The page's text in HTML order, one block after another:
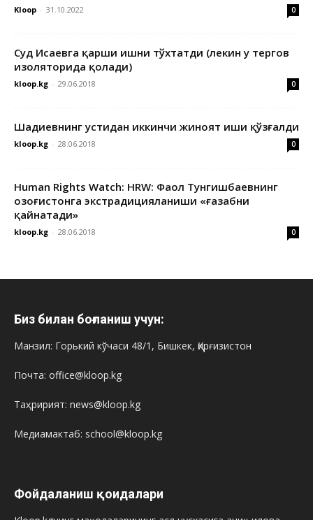
Kloop - 31.10.2022 0
Суд Исаевга қарши ишни тўхтатди (лекин у тергов
изоляторида қолади)
kloop.kg - 29.06.2018 0
Шадиевнинг устидан иккинчи жиноят иши қўзғалди
kloop.kg - 28.06.2018 0
Human Rights Watch: HRW: Фаол Тунгишбаевнинг
Қозоғистонга экстрадицияланиши «ғазабни
қайнатади»
kloop.kg - 28.06.2018 0
Биз билан боғланиш учун:
Манзил: Горький кўчаси 48/1, Бишкек, Қирғизистон
Почта: office@kloop.kg
Таҳририят: news@kloop.kg
Медиамактаб: school@kloop.kg
Фойдаланиш қоидалари